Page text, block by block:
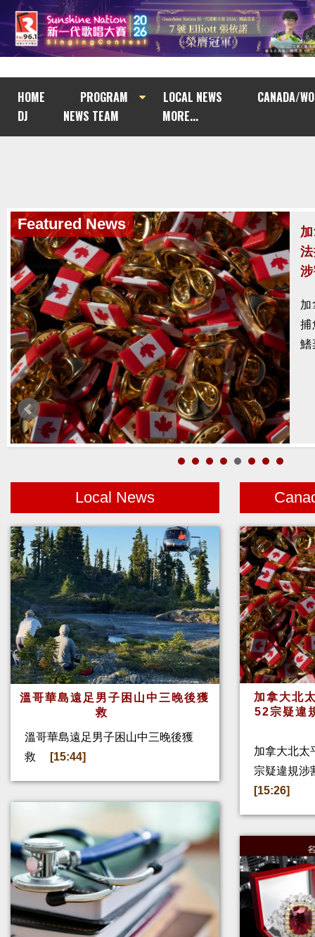
HOME PROGRAM LOCAL NEWS
CANADA/
DJ
NEWS TEAM MORE...
Featured News
捕
鰭
Featured News
暑
醫
Local News
溫哥華島遠足男子困山中三晚後獲
救
溫哥華島遠足男子困山中三晚後獲
救
[15:44]
加拿大北
52宗疑違
加拿大北太
宗疑違規涉
[15:26]